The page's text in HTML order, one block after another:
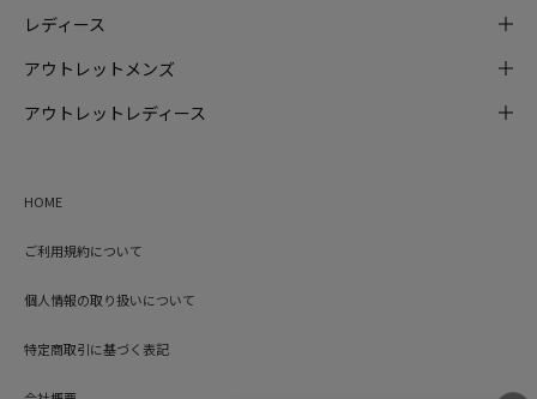
レディース
アウトレットメンズ
アウトレットレディース
HOME
ご利用規約について
個人情報の取り扱いについて
特定商取引に基づく表記